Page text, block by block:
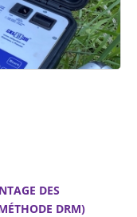
DES
DRM)